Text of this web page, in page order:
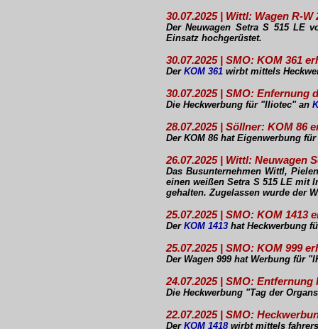
30.07.2025 | Wittl: Wagen R-
Der Neuwagen Setra S 515 LE
Einsatz hochgerüstet.
30.07.2025 | SMO: KOM 361
Der KOM 361 wirbt mittels
30.07.2025 | SMO: Enfernung
Die Heckwerbung für "Iliotec" an
28.07.2025 | Söllner: KOM 86
Der KOM 86 hat Eigenwerbung
26.07.2025 | Wittl: Neuwagen
Das Busunternehmen Wittl,
einen weißen Setra S 515 LE mit
gehalten. Zugelassen wurde der
25.07.2025 | SMO: KOM 1413
Der KOM 1413 hat Heckwerbung
25.07.2025 | SMO: KOM 999
Der Wagen 999 hat Werbung für
24.07.2025 | SMO:
Die Heckwerbung "Tag der
22.07.2025 | SMO:
Der KOM 1418wirbt mittels